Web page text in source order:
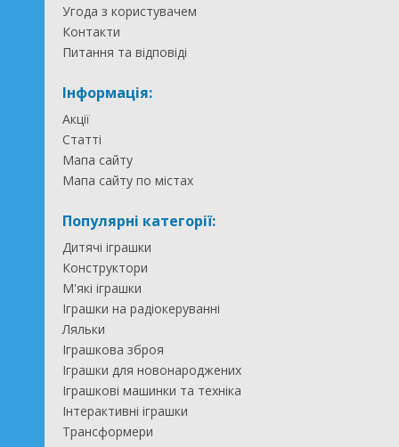
Угода з користувачем
Контакти
Питання та відповіді
Інформація:
Акції
Статті
Мапа сайту
Мапа сайту по містах
Популярні категорії:
Дитячі іграшки
Конструктори
М'які іграшки
Іграшки на радіокеруванні
Ляльки
Іграшкова зброя
Іграшки для новонароджених
Іграшкові машинки та техніка
Інтерактивні іграшки
Трансформери